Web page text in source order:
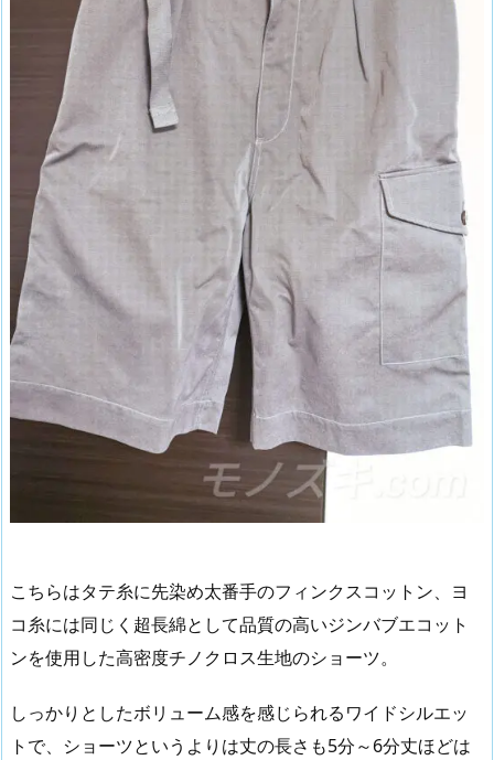
こちらはタテ糸に先染め太番手のフィンクスコットン、ヨ
コ糸には同じく超長綿として品質の高いジンバブエコット
ンを使用した高密度チノクロス生地のショーツ。
しっかりとしたボリューム感を感じられるワイドシルエッ
トで、ショーツというよりは丈の長さも5分～6分丈ほどは